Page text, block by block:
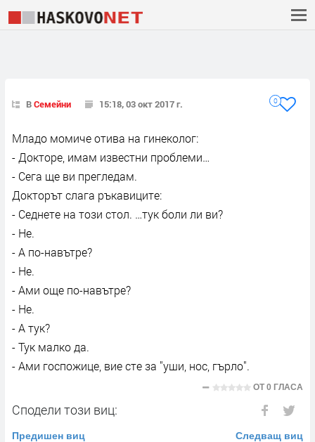
ВСемейни 15:18, 03 окт 2017 г. 0
Младо момиче отива на гинеколог:
- Докторе, имам известни проблеми…
- Сега ще ви прегледам.
Докторът слага ръкавиците:
- Седнете на този стол. …тук боли ли ви?
- Не.
- А по-навътре?
- Не.
- Ами още по-навътре?
- Не.
- А тук?
- Тук малко да.
- Ами госпожице, вие сте за "уши, нос, гърло".
ОТ0 ГЛАСА
Сподели този виц:
Предишен виц Следващ виц